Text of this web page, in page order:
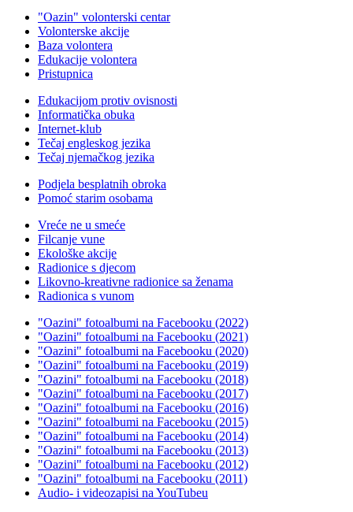
"Oazin" volonterski centar
Volonterske akcije
Baza volontera
Edukacije volontera
Pristupnica
Edukacijom protiv ovisnosti
Informatička obuka
Internet-klub
Tečaj engleskog jezika
Tečaj njemačkog jezika
Podjela besplatnih obroka
Pomoć starim osobama
Vreće ne u smeće
Filcanje vune
Ekološke akcije
Radionice s djecom
Likovno-kreativne radionice sa ženama
Radionica s vunom
"Oazini" fotoalbumi na Facebooku (2022)
"Oazini" fotoalbumi na Facebooku (2021)
"Oazini" fotoalbumi na Facebooku (2020)
"Oazini" fotoalbumi na Facebooku (2019)
"Oazini" fotoalbumi na Facebooku (2018)
"Oazini" fotoalbumi na Facebooku (2017)
"Oazini" fotoalbumi na Facebooku (2016)
"Oazini" fotoalbumi na Facebooku (2015)
"Oazini" fotoalbumi na Facebooku (2014)
"Oazini" fotoalbumi na Facebooku (2013)
"Oazini" fotoalbumi na Facebooku (2012)
"Oazini" fotoalbumi na Facebooku (2011)
Audio- i videozapisi na YouTubeu